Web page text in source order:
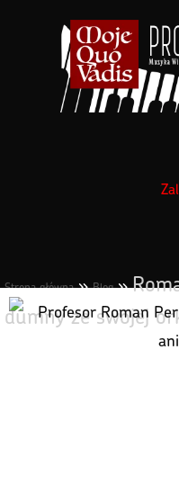
Strona główna»Blog»
dumny ze swojej